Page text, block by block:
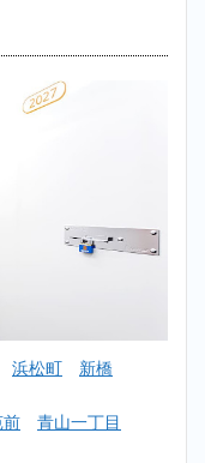
浜松町 新橋
前 青山一丁目